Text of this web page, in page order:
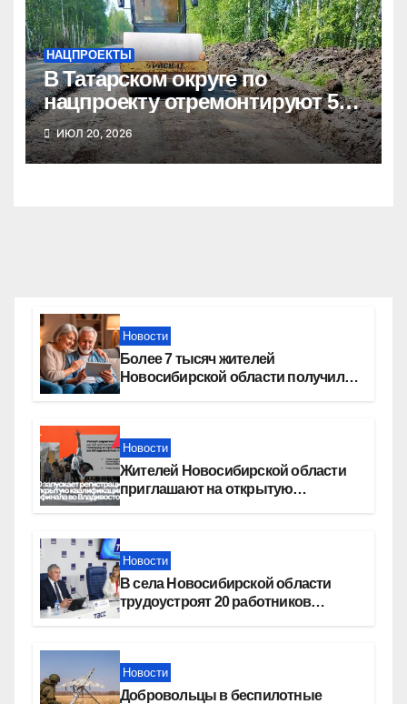
НАЦПРОЕКТЫ
В Татарском округе по
нацпроекту отремонтируют 5
километров дорог
ИЮЛ 20, 2026
Новости
Более 7 тысяч жителей
Новосибирской области получили
Новости
Жителей Новосибирской области
приглашают на открытую
Новости
В села Новосибирской области
трудоустроят 20 работников
Новости
Добровольцы в беспилотные